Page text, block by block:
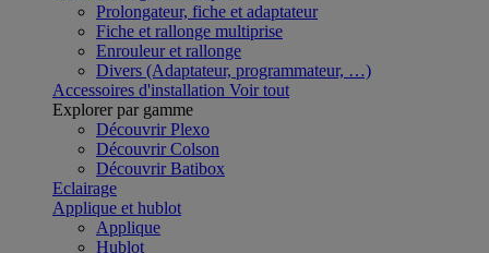
Prolongateur, fiche et adaptateur
Fiche et rallonge multiprise
Enrouleur et rallonge
Divers (Adaptateur, programmateur, …)
Accessoires d'installation Voir tout
Explorer par gamme
Découvrir Plexo
Découvrir Colson
Découvrir Batibox
Eclairage
Applique et hublot
Applique
Hublot